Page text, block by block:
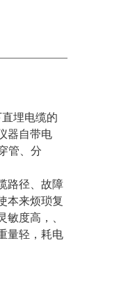
埋电缆的
器自带电
管、分
路径、故障
本来烦琐复
度高，、
量轻，耗电